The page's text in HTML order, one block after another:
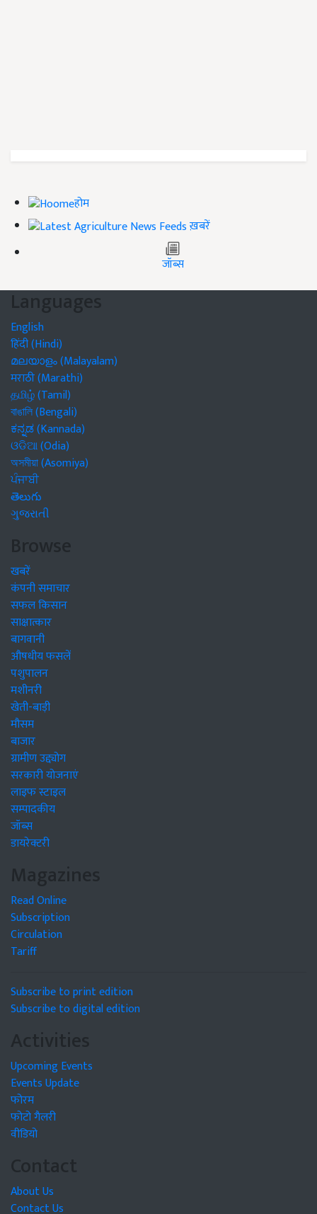
होम
ख़बरें
जॉब्स
Languages
English
हिंदी (Hindi)
മലയാളം (Malayalam)
मराठी (Marathi)
தமிழ் (Tamil)
বাঙালি (Bengali)
ಕನ್ನಡ (Kannada)
ଓଡିଆ (Odia)
অসমীয়া (Asomiya)
ਪੰਜਾਬੀ
తెలుగు
ગુજરાતી
Browse
खबरें
कंपनी समाचार
सफल किसान
साक्षात्कार
बागवानी
औषधीय फसलें
पशुपालन
मशीनरी
खेती-बाड़ी
मौसम
बाजार
ग्रामीण उद्द्योग
सरकारी योजनाएं
लाइफ स्टाइल
सम्पादकीय
जॉब्स
डायरेक्टरी
Magazines
Read Online
Subscription
Circulation
Tariff
Subscribe to print edition
Subscribe to digital edition
Activities
Upcoming Events
Events Update
फोरम
फोटो गैलरी
वीडियो
Contact
About Us
Contact Us